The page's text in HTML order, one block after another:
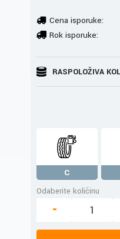
Cena isporuke:
Rok isporuke:
RASPOLOŽIVA
C
Odaberite količinu
-